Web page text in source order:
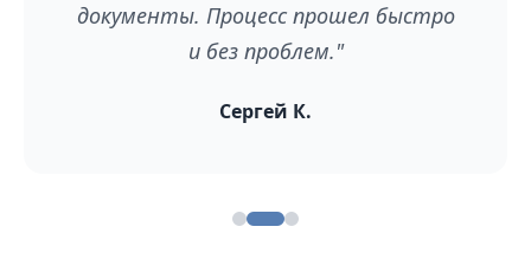
документы. Процесс прошел быстро
и без проблем."
Сергей К.